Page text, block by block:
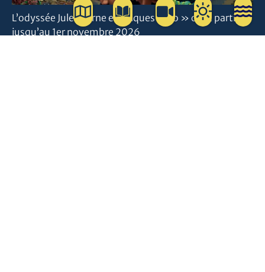
L’odyssée Jules Verne en briques Lego » c’est parti,
jusqu’au 1er novembre 2026